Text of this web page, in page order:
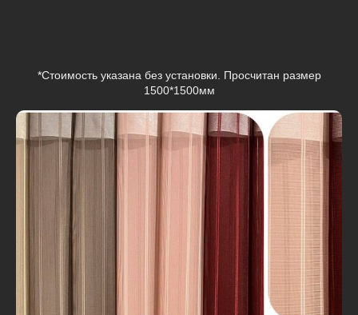
*Стоимость указана без установки. Просчитан размер
1500*1500мм